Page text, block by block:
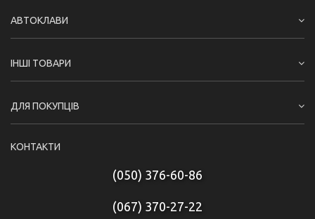
АВТОКЛАВИ
ІНШІ ТОВАРИ
ДЛЯ ПОКУПЦІВ
КОНТАКТИ
(050) 376-60-86
(067) 370-27-22